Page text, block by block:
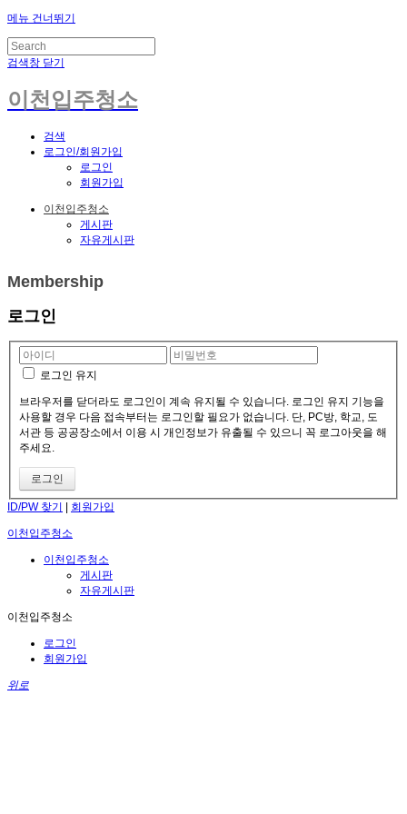
메뉴 건너뛰기
검색창 닫기
이천입주청소
검색
로그인/회원가입
로그인
회원가입
이천입주청소
게시판
자유게시판
Membership
로그인
로그인 유지
브라우저를 닫더라도 로그인이 계속 유지될 수 있습니다. 로그인 유지 기능을
사용할 경우 다음 접속부터는 로그인할 필요가 없습니다. 단, PC방, 학교, 도
서관 등 공공장소에서 이용 시 개인정보가 유출될 수 있으니 꼭 로그아웃을 해
주세요.
ID/PW 찾기 | 회원가입
이천입주청소
이천입주청소
게시판
자유게시판
이천입주청소
로그인
회원가입
위로